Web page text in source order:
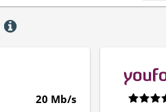
20 Mb/s